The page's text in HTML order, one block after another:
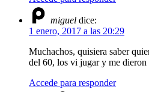
miguel dice:
1 enero, 2017 a las 20:29
Muchachos, quisiera saber
del 60, los vi jugar y me dieron
Accede para responder